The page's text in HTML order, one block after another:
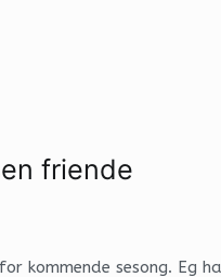
friende
kommende sesong.